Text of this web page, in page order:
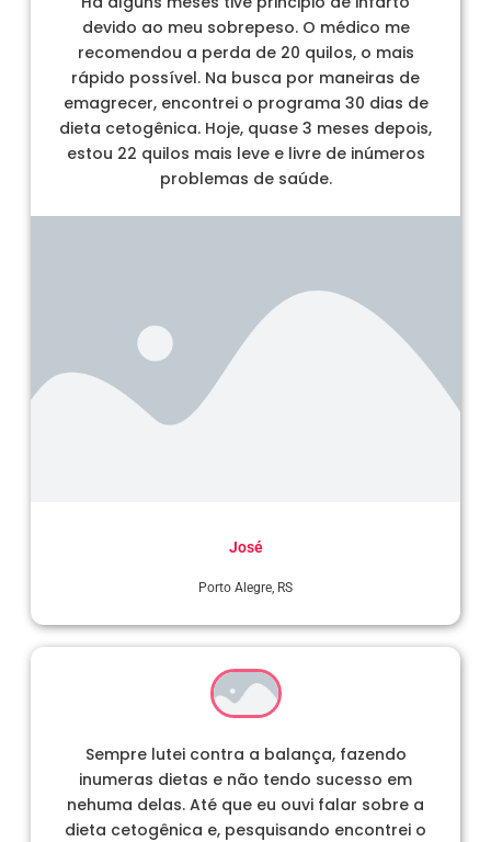
devido ao meu sobrepeso. O médico me
recomendou a perda de 20 quilos, o mais
rápido possível. Na busca por maneiras de
emagrecer, encontrei o programa 30 dias de
dieta cetogênica. Hoje, quase 3 meses depois,
estou 22 quilos mais leve e livre de inúmeros
problemas de saúde.
José
Porto Alegre, RS
Sempre lutei contra a balança, fazendo
inumeras dietas e não tendo sucesso em
nehuma delas. Até que eu ouvi falar sobre a
dieta cetogênica e, pesquisando encontrei o